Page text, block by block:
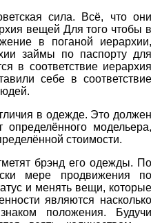
сила. Всё, что они
вещей Для того чтобы в
в поганой иерархии,
займы по паспорту для
в соответствие иерархия
себе в соответствие
в одежде. Это должен
модельера,
стоимости.
брэнд его одежды. По
мере продвижения по
и менять вещи, которые
являются насколько
положения. Будучи